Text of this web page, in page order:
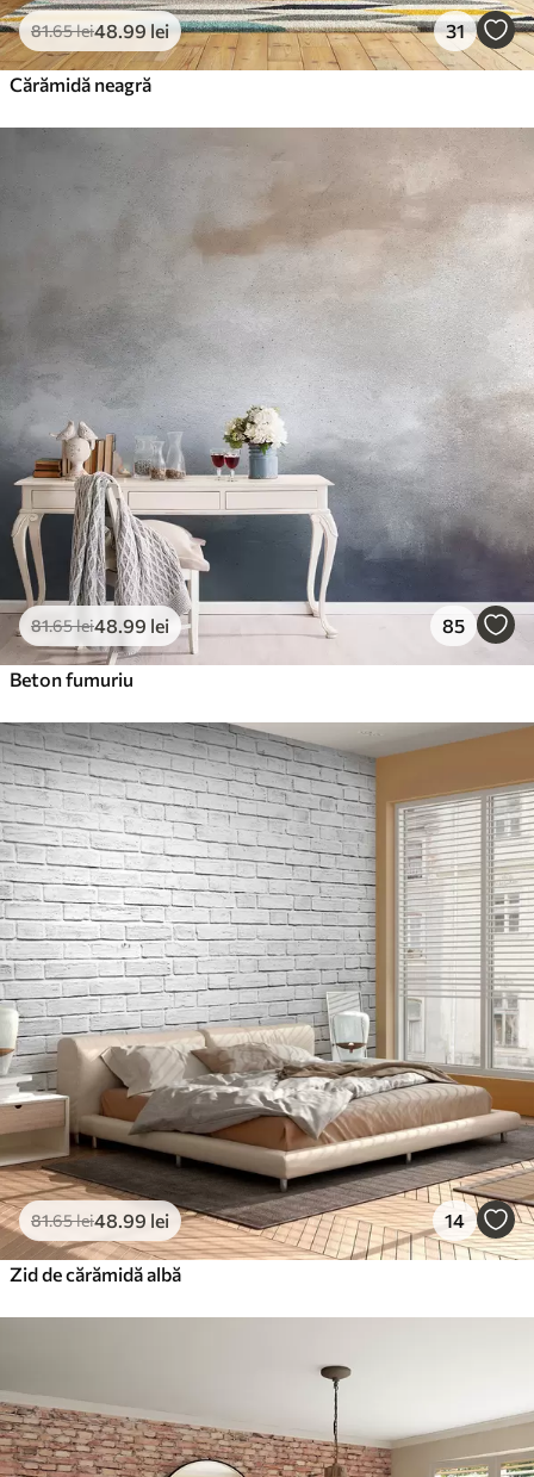
81.65lei48.99 lei 31
Cărămidă neagră
81.65lei48 .99 lei 85
Beton fumuriu
81.65lei48 .99 lei 14
Zid de cărămidă albă